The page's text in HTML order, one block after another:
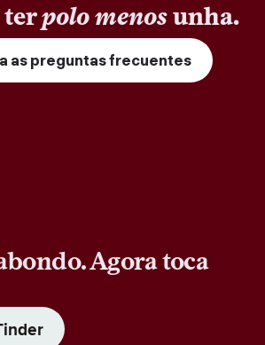
terpolo menosunha.
as preguntas frecuentes
Agora toca